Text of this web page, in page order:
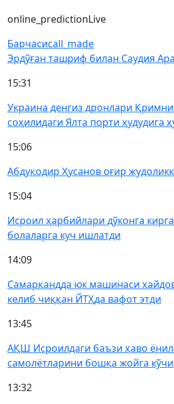
online_predictionLive
Барчасиcall_made
Эрдўған ташриф билан Саудия
15:31
Украина денгиз дронлари
соҳилидаги Ялта порти ҳудудига
15:06
Абдуқодир Ҳусанов оғир
15:04
Исроил ҳарбийлари дўконга
болаларга куч ишлатди
14:09
Самарқандда юк машинаси
келиб чиққан ЙТҲда вафот этди
13:45
АҚШ Исроилдаги баъзи ҳаво
самолётларини бошқа жойга
13:32